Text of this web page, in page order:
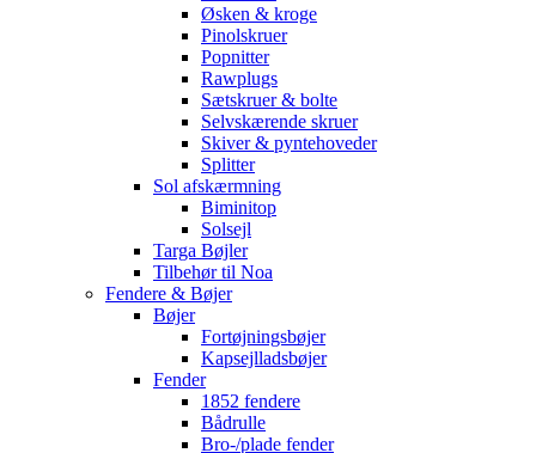
Øsken & kroge
Pinolskruer
Popnitter
Rawplugs
Sætskruer & bolte
Selvskærende skruer
Skiver & pyntehoveder
Splitter
Sol afskærmning
Biminitop
Solsejl
Targa Bøjler
Tilbehør til Noa
Fendere & Bøjer
Bøjer
Fortøjningsbøjer
Kapsejlladsbøjer
Fender
1852 fendere
Bådrulle
Bro-/plade fender